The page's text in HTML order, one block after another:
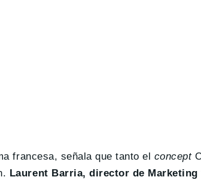
francesa, señala que tanto el concept
Laurent Barria, director de